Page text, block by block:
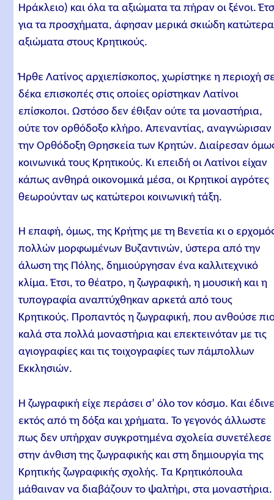
Ηράκλειο) και όλα τα αξιώματα τα πήραν οι ξένοι.
για τα προσχήματα, άφησαν μερικά σκιώδη κατώτερα
αξιώματα στους Κρητικούς.
Ήρθε Λατίνος αρχιεπίσκοπος, χωρίστηκε η περιοχή
δέκα επισκοπές στις οποίες ορίστηκαν Λατίνοι
επίσκοποι. Ωστόσο δεν έθιξαν ούτε τα μοναστήρια,
ούτε τον ορθόδοξο κλήρο. Απεναντίας, αναγνώρισαν
την Ορθόδοξη Θρησκεία των Κρητών. Διαίρεσαν
κοινωνικά τους Κρητικούς. Κι επειδή οι Λατίνοι είχαν
κάπως ανθηρά οικονομικά μέσα, οι Κρητικοί αγρότες
θεωρούνταν ως κατώτεροι κοινωνική τάξη.
Η επαφή, όμως, της Κρήτης με τη Βενετία κι ο
πολλών μορφωμένων Βυζαντινών, ύστερα από την
άλωση της Πόλης, δημιούργησαν ένα καλλιτεχνικό
κλίμα. Έτσι, το θέατρο, η ζωγραφική, η μουσική και η
τυπογραφία αναπτύχθηκαν αρκετά από τους
Κρητικούς. Προπαντός η ζωγραφική, που ανθούσε
καλά στα πολλά μοναστήρια και επεκτεινόταν με τις
αγιογραφίες και τις τοιχογραφίες των πάμπολλων
Εκκλησιών.
Η ζωγραφική είχε περάσει σ’ όλο τον κόσμο. Και
εκτός από τη δόξα και χρήματα. Το γεγονός άλλωστε
πως δεν υπήρχαν συγκροτημένα σχολεία συνετέλεσε
στην άνθιση της ζωγραφικής και στη δημιουργία της
Κρητικής ζωγραφικής σχολής. Τα Κρητικόπουλα
μάθαιναν να διαβάζουν το ψαλτήρι, στα μοναστήρια.